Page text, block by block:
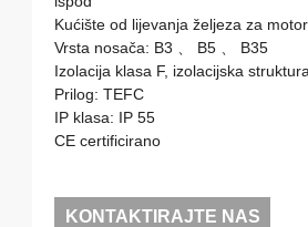
Kućište od lijevanja željeza za
Vrsta nosača: B3 、 B5 、 B35
Izolacija klasa F, izolacijska
Prilog: TEFC
IP klasa: IP 55
CE certificirano
KONTAKTIRAJTE NAS